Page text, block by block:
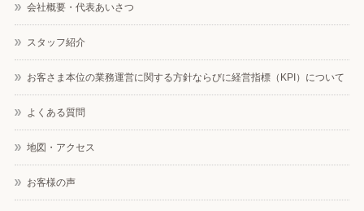
会社概要・代表あいさつ
スタッフ紹介
お客さま本位の業務運営に関する方針ならびに経営指標（KPI）について
よくある質問
地図・アクセス
お客様の声